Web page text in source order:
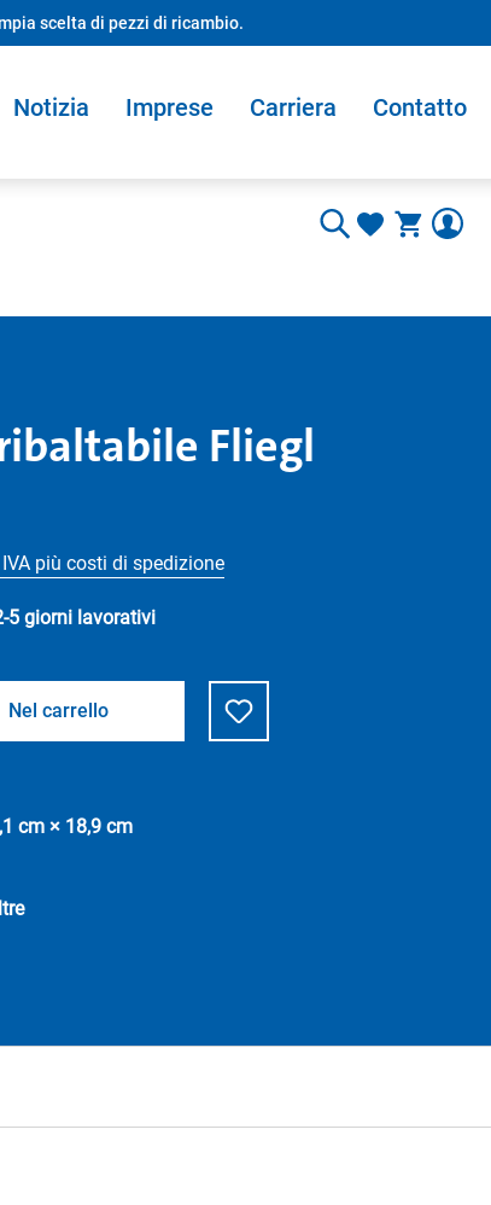
scelta di pezzi di ricambio.
Notizia Imprese Carriera Contatto
Fliegl
più costi di spedizione
5 giorni lavorativi
Nel carrello
cm × 18,9 cm